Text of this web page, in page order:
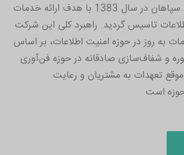
گروه اندیشه پردازان سپاهان در سال 1383 با هدف ارائه خدمات
تاسیس گردید. راهبرد کلی این شرکت
به روز در حوزه امنیت اطلاعات، بر اساس
و شفاف‌سازی صادقانه در حوزه فن‌آوری
تعهدات به مشتریان و رعایت
است